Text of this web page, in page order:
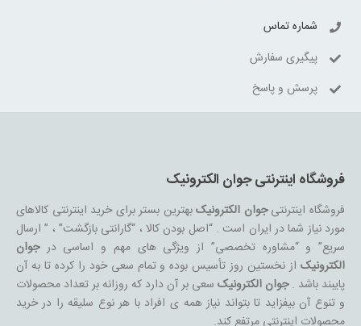
شماره تماس
پیگیری سفارش
پرسش و پاسخ
فروشگاه اینترنتی جوان الکترونیک
فروشگاه اینترنتیجوان الکترونیکبهترین بستر برای خرید اینترنتی کالاهای
مورد نیاز شما در ایران است . “اصل بودن کالا ، “گارانتی بازگشت” ، ” ارسال
سریع” و “مشاوره تخصصی” از ویژگی های مهم و اساسی درجوان
الکترونیکاز نخستین روز تأسیس بوده و تمام سعی خود را کرده تا به آن
پایبند باشد .جوان الکترونیکسعی بر آن دارد که روزانه بر تعداد محصولات
و تنوع آن بیفزاید تا بتواند نیاز همه ی افراد با هر نوع سلیقه را در خرید
محصولات اینترنتی مرتفع کند.